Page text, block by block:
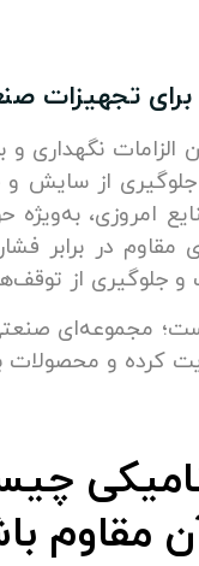
برای تجهیزات
نگهداری
از سایش
به‌ویژه
در برابر
از
مجموعه‌ای
کرده و
مقاوم